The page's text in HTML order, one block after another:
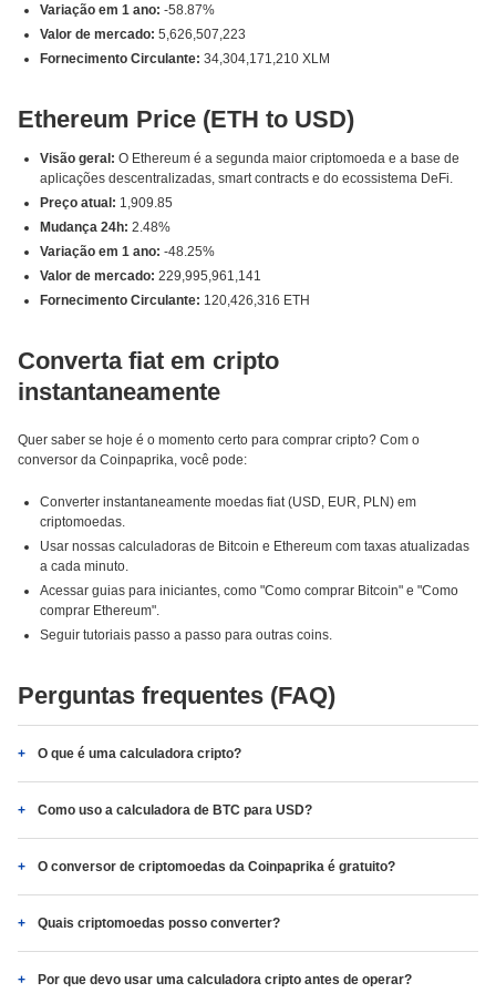
Variação em 1 ano: -58.87%
Valor de mercado: 5,626,507,223
Fornecimento Circulante: 34,304,171,210 XLM
Ethereum Price (ETH to USD)
Visão geral: O Ethereum é a segunda maior criptomoeda e a base de
aplicações descentralizadas, smart contracts e do ecossistema DeFi.
Preço atual: 1,909.85
Mudança 24h: 2.48%
Variação em 1 ano: -48.25%
Valor de mercado: 229,995,961,141
Fornecimento Circulante: 120,426,316 ETH
Converta fiat em cripto
instantaneamente
Quer saber se hoje é o momento certo para comprar cripto? Com o
conversor da Coinpaprika, você pode:
Converter instantaneamente moedas fiat (USD, EUR, PLN) em
criptomoedas.
Usar nossas calculadoras de Bitcoin e Ethereum com taxas atualizadas
a cada minuto.
Acessar guias para iniciantes, como "Como comprar Bitcoin" e "Como
comprar Ethereum".
Seguir tutoriais passo a passo para outras coins.
Perguntas frequentes (FAQ)
O que é uma calculadora cripto?
Como uso a calculadora de BTC para USD?
O conversor de criptomoedas da Coinpaprika é gratuito?
Quais criptomoedas posso converter?
Por que devo usar uma calculadora cripto antes de operar?